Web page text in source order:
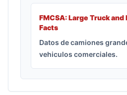
FMCSA: Large Truck and
Facts
Datos de camiones
vehiculos comerciales.